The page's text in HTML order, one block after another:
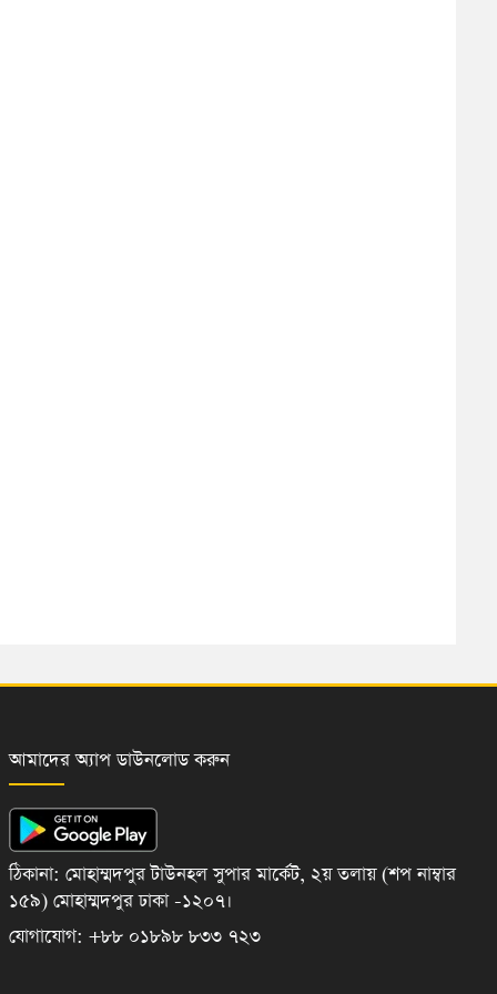
আমাদের অ্যাপ ডাউনলোড করুন
ঠিকানা: মোহাম্মদপুর টাউনহল সুপার মার্কেট, ২য় তলায় (শপ নাম্বার
১৫৯) মোহাম্মদপুর ঢাকা -১২০৭।
যোগাযোগ: +৮৮ ০১৮৯৮ ৮৩৩ ৭২৩